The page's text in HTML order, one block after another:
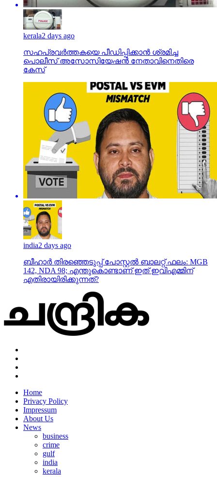
kerala2 days ago
സഹപ്രവര്‍ത്തകയെ പീഡിപ്പിക്കാന്‍ ശ്രമിച്ച
പൊലീസ് അസോസിയേഷന്‍ നേതാവിനെതിരെ
കേസ്
india2 days ago
ബീഹാർ തിരഞ്ഞെടുപ്പ് പോസ്റ്റൽ ബാലറ്റ് ഫലം: MGB
142, NDA 98; എന്തുകൊണ്ടാണ് ഇത് ഇവിഎമ്മിന്
എതിരായിരിക്കുന്നത്?
Home
Privacy Policy
Impressum
About Us
News
business
crime
gulf
india
kerala